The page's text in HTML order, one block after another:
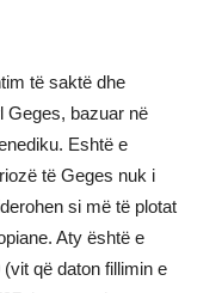
të saktë dhe
Geges, bazuar në
Eshtë e
të Geges nuk i
si më të plotat
Aty është e
që daton fillimin e